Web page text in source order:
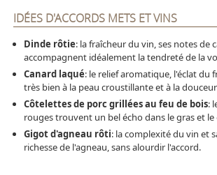
IDÉES D'ACCORDS METS ET VINS
Dinde rôtie: la fraîcheur du vin, ses notes de
accompagnent idéalement la tendreté de la
Canard laqué: le relief aromatique, l'éclat du
très bien à la peau croustillante et à la
Côtelettes de porc grillées au feu de bois:
rouges trouvent un bel écho dans le gras et
Gigot d'agneau rôti: la complexité du vin et
richesse de l'agneau, sans alourdir l'accord.